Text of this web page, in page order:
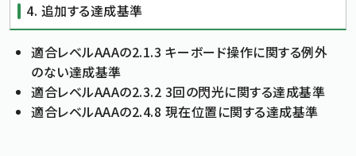
4. 追加する達成基準
適合レベルAAAの2.1.3 キーボード操作に関する例外
のない達成基準
適合レベルAAAの2.3.2 3回の閃光に関する達成基準
適合レベルAAAの2.4.8 現在位置に関する達成基準